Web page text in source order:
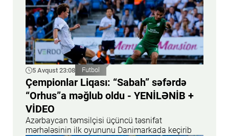
5 Avqust 23:08 Futbol
Çempionlar Liqası: “Sabah” səfərdə
“Orhus”a məğlub oldu - YENİLƏNİB +
VİDEO
Azərbaycan təmsilçisi üçüncü təsnifat
mərhələsinin ilk oyununu Danimarkada keçirib